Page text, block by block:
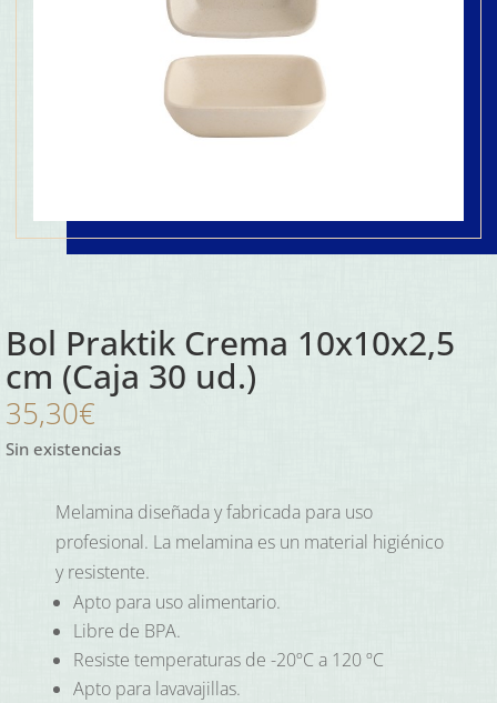
Bol Praktik Crema 10x10x2,5
cm (Caja 30 ud.)
35,30€
Sin existencias
Melamina diseñada y fabricada para uso
profesional. La melamina es un material higiénico
y resistente.
Apto para uso alimentario.
Libre de BPA.
Resiste temperaturas de -20ºC a 120 ºC
Apto para lavavajillas.